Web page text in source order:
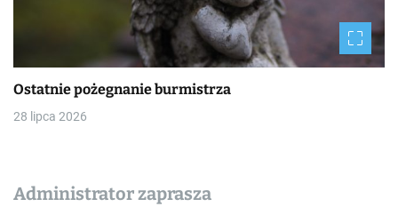
Ostatnie pożegnanie burmistrza
28 lipca 2026
Administrator zaprasza